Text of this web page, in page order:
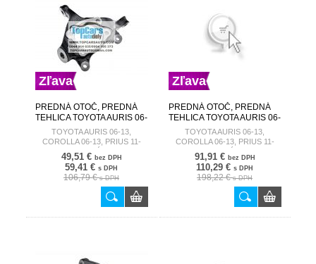
Zľava
PREDNÁ OTOČ, PREDNÁ
TEHLICA TOYOTA AURIS 06-
13, COROLLA 06-13, PRIUS
11- ĽAVÝ 43212-12410 ZZP-
TOYOTA AURIS 06-13,
COROLLA 06-13, PRIUS 11-
ĽAVÝ
49,51 € bez DPH
59,41 € s DPH
106,79 €s DPH
Zľava
PREDNÁ OTOČ, PREDNÁ
TEHLICA TOYOTA AURIS 06-
13, COROLLA 06-13, PRIUS
11- ĽAVÝ 43212-12410 ZZP-
TOYOTA AURIS 06-13,
COROLLA 06-13, PRIUS 11-
ĽAVÝ
91,91 € bez DPH
110,29 € s DPH
198,22 €s DPH